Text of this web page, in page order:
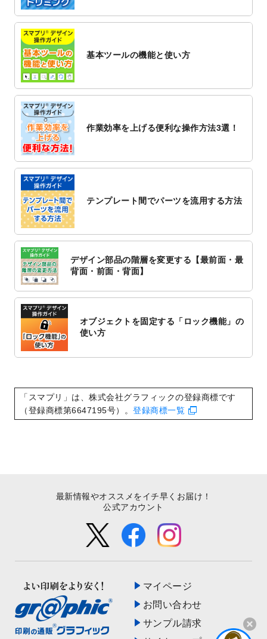
2022/11/25
【新商品】封筒が作成できるようになりま
2022/11/25
【新商品】クリアファイルが作成できるよ
2022/11/4
しました。
2022/10/26
レートを追加しました。
2022/10/26
追加しました。
2022/10/20
2022/10/14
年賀ポスターのデザインテンプレートを公
2022/10/6
チラシ作成からポスティング配布注文まで
2022/10/1
2023年版1月始まりのカレンダーデザイン
2022/9/21
コンサートのチラシデザインテンプレート
2022/9/5
年賀状のデザインテンプレート
2022/9/5
喪中はがきのデザインテンプレートを公開
2022/8/24
印刷用データの解像度
を引き上げまし
た！
基本ツールの機能と使い方
作業効率を上げる便利な操作方法3選！
テンプレート間でパーツを流用する方法
デザイン部品の階層を変更する【最前面・最
背面・前面・背面】
オブジェクトを固定する「ロック機能」の
使い方
「スマプリ」は、株式会社グラフィックの登録商標です
（登録商標第6647195号）。 登録商標一覧
マイページ
お問い合わせ
サンプル請求
最新情報やオススメをイチ早くお届け！
公式アカウント